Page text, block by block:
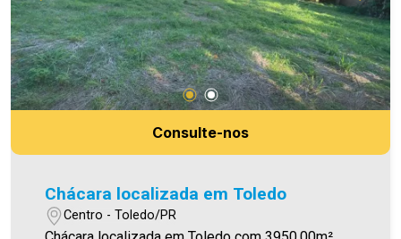
Consulte-nos
Chácara localizada em Toledo
Centro - Toledo/PR